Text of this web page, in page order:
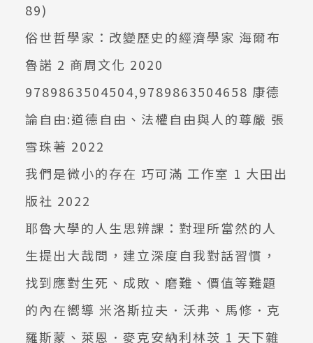
89)
俗世哲學家：改變歷史的經濟學家 海爾布
魯諾 2 商周文化 2020
9789863504504,9789863504658 康德
論自由:道德自由、法權自由與人的尊嚴 張
雪珠著 2022
我們是微小的存在 巧可滿 工作室 1 大田出
版社 2022
耶魯大學的人生思辨課：對理所當然的人
生提出大哉問，建立深度自我對話習慣，
找到應對生死、成敗、磨難、價值等難題
的內在嚮導 米洛斯拉夫．沃弗、馬修．克
羅斯蒙、萊恩．麥克安納利林茨 1 天下雜